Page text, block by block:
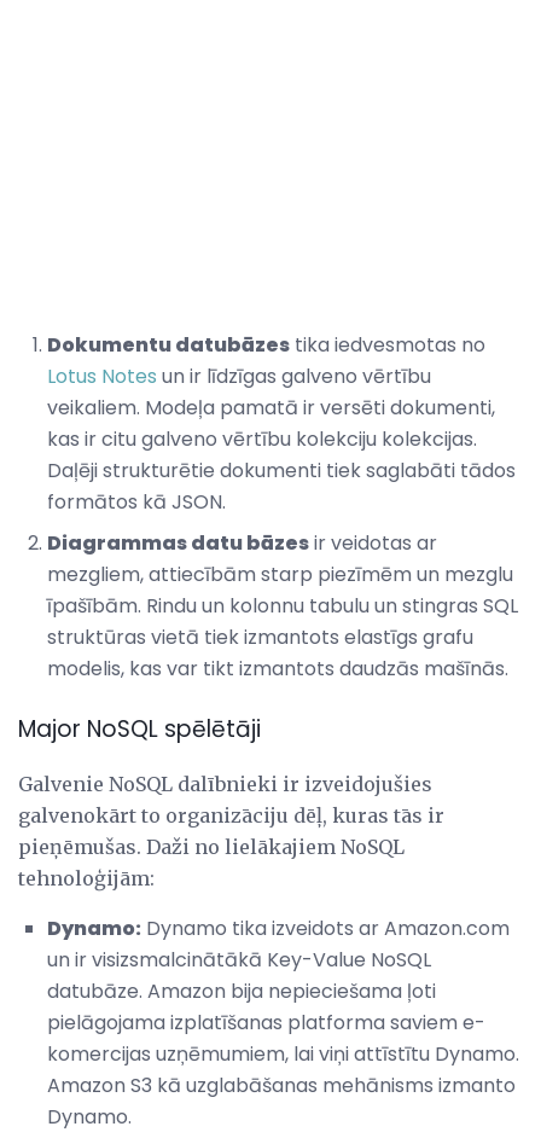
Dokumentu datubāzes tika iedvesmotas no
Lotus Notes un ir līdzīgas galveno vērtību
veikaliem. Modeļa pamatā ir versēti dokumenti,
kas ir citu galveno vērtību kolekciju kolekcijas.
Daļēji strukturētie dokumenti tiek saglabāti tādos
formātos kā JSON.
Diagrammas datu bāzesir veidotas ar
mezgliem, attiecībām starp piezīmēm un mezglu
īpašībām. Rindu un kolonnu tabulu un stingras SQL
struktūras vietā tiek izmantots elastīgs grafu
modelis, kas var tikt izmantots daudzās mašīnās.
Major NoSQL spēlētāji
Galvenie NoSQL dalībnieki ir izveidojušies
galvenokārt to organizāciju dēļ, kuras tās ir
pieņēmušas. Daži no lielākajiem NoSQL
tehnoloģijām:
Dynamo: Dynamo tika izveidots ar Amazon.com
un ir visizsmalcinātākā Key-Value NoSQL
datubāze. Amazon bija nepieciešama ļoti
pielāgojama izplatīšanas platforma saviem e-
komercijas uzņēmumiem, lai viņi attīstītu Dynamo.
Amazon S3 kā uzglabāšanas mehānisms izmanto
Dynamo.